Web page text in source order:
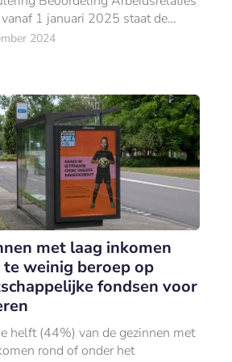
1 januari 2025 staat de
duizenden zelfstandigen onder
2024
met laag inkomen
te weinig beroep op
fondsen voor
helft (44%) van de gezinnen met
rond of onder het